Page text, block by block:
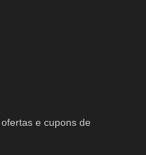
e cupons de